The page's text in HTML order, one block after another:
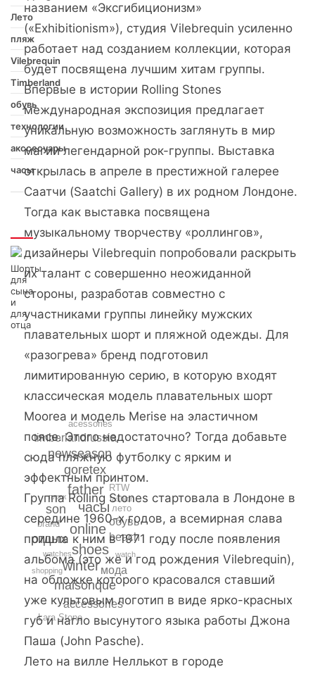
Лето
пляж
Vilebrequin
Timberland
обувь
технологии
акссесуары
часы
Шорты
для
сына
и
для
отца
online
shoes
часы
winter
father
maisonque
son
goretex
newseason
отдых
мода
accessories
обувь
timberlandrussia
beach
RTW
Lara Stone
brand
лето
acessories
пляж
watches
fashion
shopping
watch
названием «Эксгибиционизм»
(«Exhibitionism»), студия Vilebrequin усиленно
работает над созданием коллекции, которая
будет посвящена лучшим хитам группы.
Впервые в истории Rolling Stones
международная экспозиция предлагает
уникальную возможность заглянуть в мир
магии легендарной рок-группы. Выставка
открылась в апреле в престижной галерее
Саатчи (Saatchi Gallery) в их родном Лондоне.
Тогда как выставка посвящена
музыкальному творчеству «роллингов»,
дизайнеры Vilebrequin попробовали раскрыть
их талант с совершенно неожиданной
стороны, разработав совместно с
участниками группы линейку мужских
плавательных шорт и пляжной одежды. Для
«разогрева» бренд подготовил
лимитированную серию, в которую входят
классическая модель плавательных шорт
Moorea и модель Merise на эластичном
поясе. Этого недостаточно? Тогда добавьте
сюда пляжную футболку с ярким и
эффектным принтом.
Группа Rolling Stones стартовала в Лондоне в
середине 1960-х годов, а всемирная слава
пришла к ним в 1971 году после появления
альбома (это же и год рождения Vilebrequin),
на обложке которого красовался ставший
уже культовым логотип в виде ярко-красных
губ и нагло высунутого языка работы Джона
Паша (John Pasche).
Лето на вилле Неллькот в городе